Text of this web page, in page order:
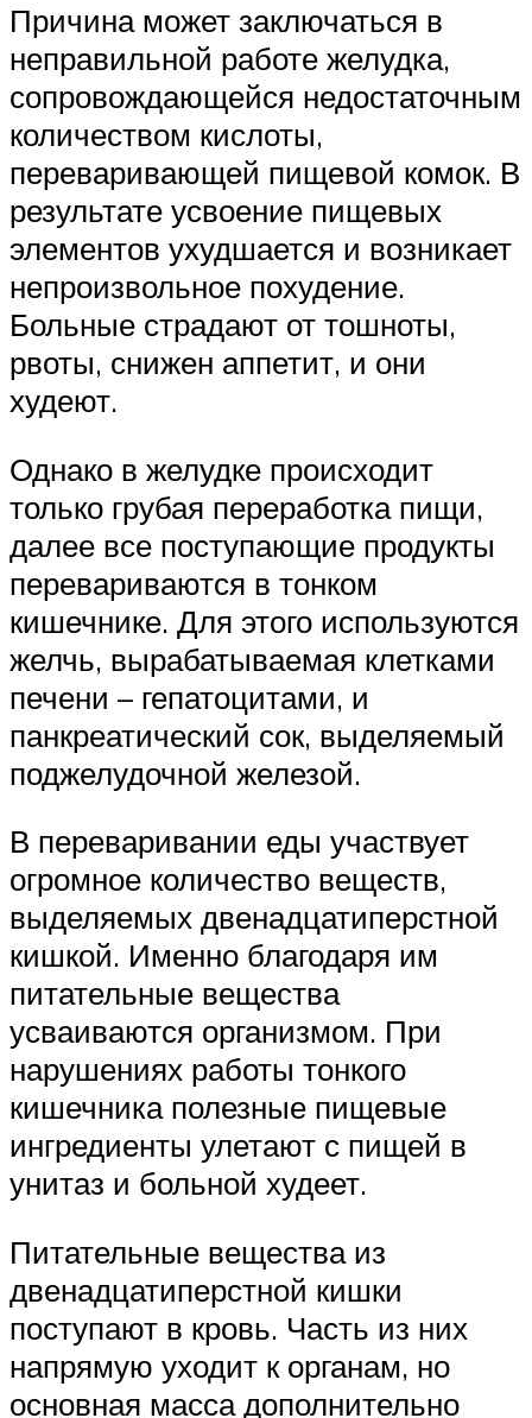
Причина может заключаться в
неправильной работе желудка,
сопровождающейся недостаточным
количеством кислоты,
переваривающей пищевой комок. В
результате усвоение пищевых
элементов ухудшается и возникает
непроизвольное похудение.
Больные страдают от тошноты,
рвоты, снижен аппетит, и они
худеют.
Однако в желудке происходит
только грубая переработка пищи,
далее все поступающие продукты
перевариваются в тонком
кишечнике. Для этого используются
желчь, вырабатываемая клетками
печени – гепатоцитами, и
панкреатический сок, выделяемый
поджелудочной железой.
В переваривании еды участвует
огромное количество веществ,
выделяемых двенадцатиперстной
кишкой. Именно благодаря им
питательные вещества
усваиваются организмом. При
нарушениях работы тонкого
кишечника полезные пищевые
ингредиенты улетают с пищей в
унитаз и больной худеет.
Питательные вещества из
двенадцатиперстной кишки
поступают в кровь. Часть из них
напрямую уходит к органам, но
основная масса дополнительно